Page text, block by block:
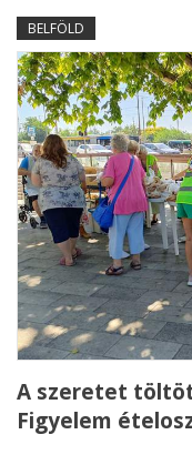
BELFÖLD
A szeretet
Figyelem